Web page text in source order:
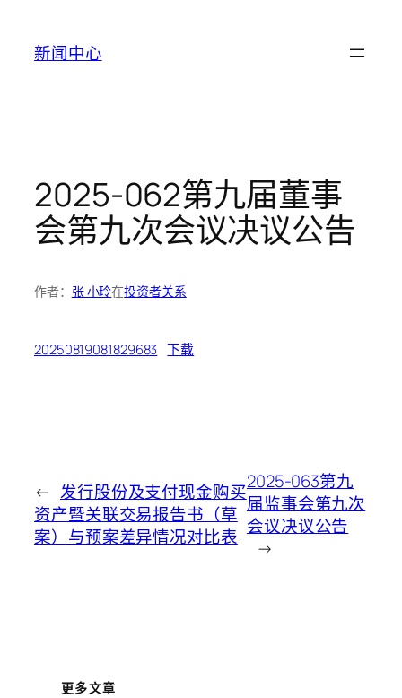
新闻中心
2025-062第九届董事
会第九次会议决议公告
作者： 张 小玲在投资者关系
20250819081829683 下载
← 发行股份及支付现金购买
资产暨关联交易报告书（草
案）与预案差异情况对比表
2025-063第九
届监事会第九次
会议决议公告
→
更多文章